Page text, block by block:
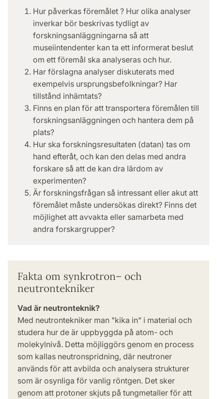
Hur påverkas föremålet ? Hur olika analyser
inverkar bör beskrivas tydligt av
forskningsanläggningarna så att
museiintendenter kan ta ett informerat beslut
om ett föremål ska analyseras och hur.
Har förslagna analyser diskuterats med
exempelvis ursprungsbefolkningar? Har
tillstånd inhämtats?
Finns en plan för att transportera föremålen till
forskningsanläggningen och hantera dem på
plats?
Hur ska forskningsresultaten (datan) tas om
hand efteråt, och kan den delas med andra
forskare så att de kan dra lärdom av
experimenten?
Är forskningsfrågan så intressant eller akut att
föremålet måste undersökas direkt? Finns det
möjlighet att avvakta eller samarbeta med
andra forskargrupper?
Fakta om synkrotron– och
neutrontekniker
Vad är neutronteknik?
Med neutrontekniker man "kika in" i material och
studera hur de är uppbyggda på atom- och
molekylnivå. Detta möjliggörs genom en process
som kallas neutronspridning, där neutroner
används för att avbilda och analysera strukturer
som är osynliga för vanlig röntgen. Det sker
genom att protoner skjuts på tungmetaller för att